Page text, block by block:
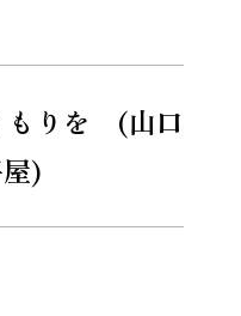
もりを (山口
)